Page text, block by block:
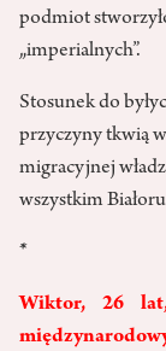
podmiot
„imperialnych”.
Stosunek do
przyczyny tkwią
migracyjnej
wszystkim
*
Wiktor, 26